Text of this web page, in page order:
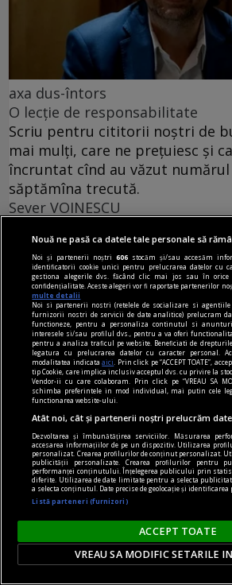
axa dus-întors
O lecție de responsabilitate
Scriu pentru cititorii noștri de
mai mulți, care ne prețuiesc și
încruntat cînd au văzut
săptămîna trecută.
Sever VOINESCU
viața de capital
Cînd economia de piață s-a
proteste
Întrebarea este: pînă unde vor
principiilor economiei de piață
funcționarea Uniunii Europene?
Constantin RUDNIŢCHI
Nouă ne pasă ca datele tale personale să
Noi și partenerii noștri606 stocăm și/sau accesăm
identificatorii cookie unici pentru prelucrarea datelor cu
gestiona alegerile dvs. făcând clic mai jos sau în
confidențialitate. Aceste alegeri vor fi raportate partenerilor
multe detalii
Noi si partenerii nostri (retelele de socializare si
furnizorii nostri de servicii de date analitice) prelucram
functioneze, pentru a personaliza continutul si
interesele si/sau profilul dvs., pentru a va oferi
pentru a analiza traficul pe website. Beneficiati de
legatura cu prelucrarea datelor cu caracter personal.
modalitatea indicataaici
. Prin click pe “ACCEPT TOATE”,
tip Cookie, care implica inclusiv acceptul dvs. cu privire la
Vendor-ii cu care colaboram. Prin click pe “VREAU SA
schimba preferintele in mod individual, mai putin cele
functionarea website-ului.
Atât noi, cât și partenerii noștri prelucrăm
Dezvoltarea și îmbunătățirea serviciilor. Măsurarea
accesarea informațiilor de pe un dispozitiv. Utilizarea
personalizat. Crearea profilurilor de conținut personalizat.
publicității personalizate. Crearea profilurilor pentru
performanței conținutului. Înțelegerea publicului prin
diferite. Utilizarea de date limitate pentru a selecta
a selecta conținutul. Date precise de geolocație și
Listă parteneri (furnizori)
ACCEPT TOATE
VREAU SA MODIFIC SETARILE